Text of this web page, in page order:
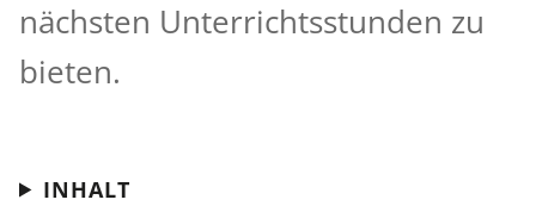
nächsten Unterrichtsstunden zu
bieten.
INHALT